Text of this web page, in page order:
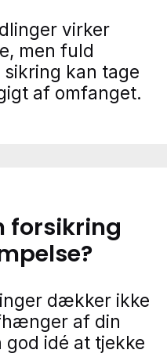
virker
men fuld
kan tage
af omfanget.
forsikring
dækker ikke
af din
god idé at tjekke